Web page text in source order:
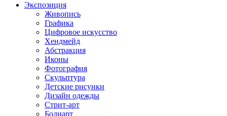
Экспозиция
Живопись
Графика
Цифровое искусство
Хендмейд
Абстракция
Иконы
Фотография
Скульптура
Детские рисунки
Дизайн одежды
Стрит-арт
Бодиарт